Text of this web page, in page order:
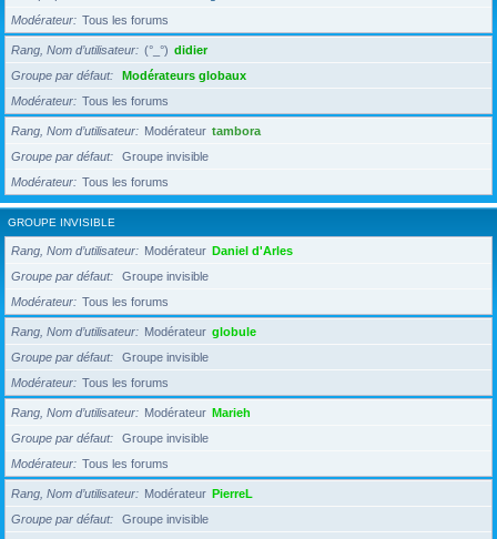
Modérateur
Tous les forums
Rang, Nom d’utilisateur (°_°) didier
Groupe par défaut
Modérateurs globaux
Modérateur
Tous les forums
Rang, Nom d’utilisateur Modérateur tambora
Groupe par défaut
Groupe invisible
Modérateur
Tous les forums
GROUPE INVISIBLE
Rang, Nom d’utilisateur Modérateur Daniel d'Arles
Groupe par défaut
Groupe invisible
Modérateur
Tous les forums
Rang, Nom d’utilisateur Modérateur globule
Groupe par défaut
Groupe invisible
Modérateur
Tous les forums
Rang, Nom d’utilisateur Modérateur Marieh
Groupe par défaut
Groupe invisible
Modérateur
Tous les forums
Rang, Nom d’utilisateur Modérateur PierreL
Groupe par défaut
Groupe invisible